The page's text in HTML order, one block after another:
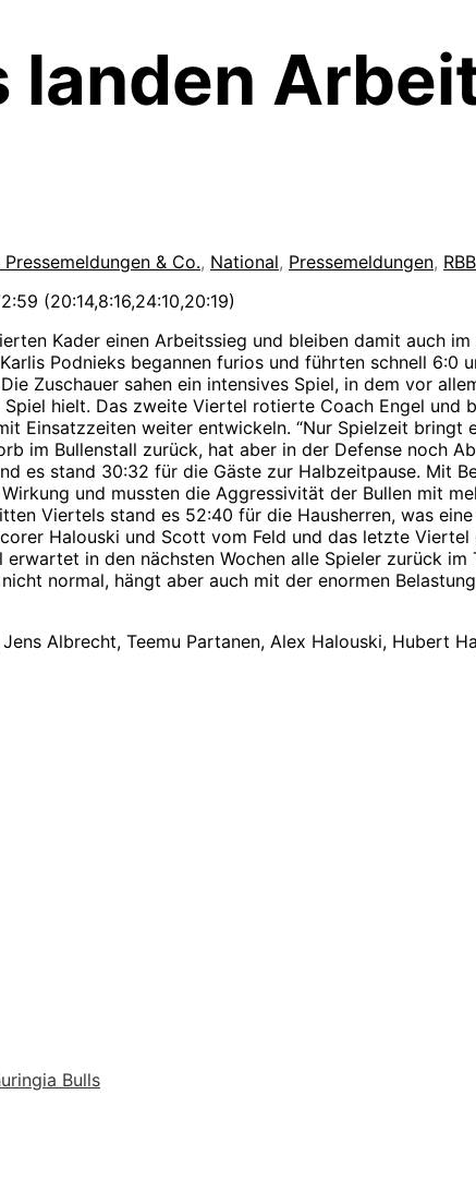
landen
& Co., National, Pressemeldungen,
(20:14,8:16,24:10,20:19)
Kader einen Arbeitssieg und bleiben damit auch
Podnieks begannen furios und führten schnell 6:0
Zuschauer sahen ein intensives Spiel, in dem vor
hielt. Das zweite Viertel rotierte Coach Engel
Einsatzzeiten weiter entwickeln. “Nur Spielzeit bringt
im Bullenstall zurück, hat aber in der Defense noch
es stand 30:32 für die Gäste zur Halbzeitpause. Mit
und mussten die Aggressivität der Bullen mit
Viertels stand es 52:40 für die Hausherren, was
Halouski und Scott vom Feld und das letzte
in den nächsten Wochen alle Spieler zurück
normal, hängt aber auch mit der enormen
Albrecht, Teemu Partanen, Alex Halouski, Hubert
Bulls